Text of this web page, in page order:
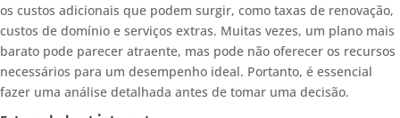
os custos adicionais que podem surgir, como taxas de renovação,
custos de domínio e serviços extras. Muitas vezes, um plano mais
barato pode parecer atraente, mas pode não oferecer os recursos
necessários para um desempenho ideal. Portanto, é essencial
fazer uma análise detalhada antes de tomar uma decisão.